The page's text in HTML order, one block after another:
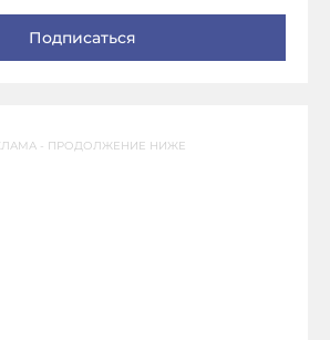
- ПРОДОЛЖЕНИЕ НИЖЕ